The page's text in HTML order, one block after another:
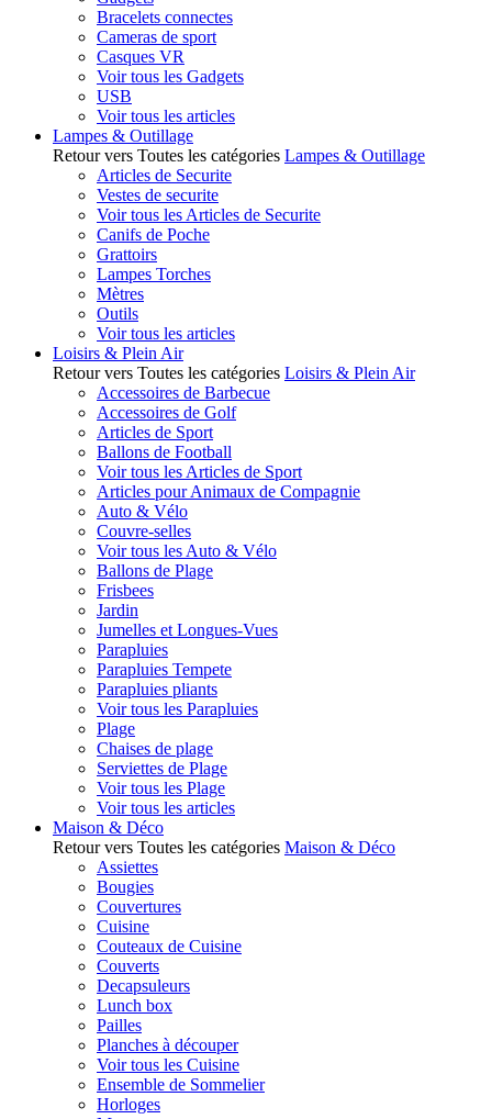
Bracelets connectes
Cameras de sport
Casques VR
Voir tous les Gadgets
USB
Voir tous les articles
Lampes & Outillage
Retour vers Toutes les catégories Lampes & Outillage
Articles de Securite
Vestes de securite
Voir tous les Articles de Securite
Canifs de Poche
Grattoirs
Lampes Torches
Mètres
Outils
Voir tous les articles
Loisirs & Plein Air
Retour vers Toutes les catégories Loisirs & Plein Air
Accessoires de Barbecue
Accessoires de Golf
Articles de Sport
Ballons de Football
Voir tous les Articles de Sport
Articles pour Animaux de Compagnie
Auto & Vélo
Couvre-selles
Voir tous les Auto & Vélo
Ballons de Plage
Frisbees
Jardin
Jumelles et Longues-Vues
Parapluies
Parapluies Tempete
Parapluies pliants
Voir tous les Parapluies
Plage
Chaises de plage
Serviettes de Plage
Voir tous les Plage
Voir tous les articles
Maison & Déco
Retour vers Toutes les catégories Maison & Déco
Assiettes
Bougies
Couvertures
Cuisine
Couteaux de Cuisine
Couverts
Decapsuleurs
Lunch box
Pailles
Planches à découper
Voir tous les Cuisine
Ensemble de Sommelier
Horloges